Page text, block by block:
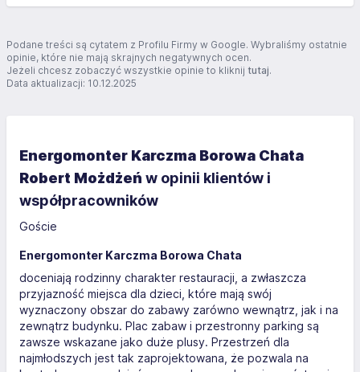
niestety czas oczekiwania był długi. Ogromny plac zabaw
Podane treści są cytatem z Profilu Firmy w Google. Wybraliśmy ostatnie
opinie, które nie mają skrajnych negatywnych ocen.
Jeżeli chcesz zobaczyć wszystkie opinie to kliknij tutaj.
Data aktualizacji: 10.12.2025
Energomonter Karczma Borowa Chata
Robert Możdżeń w opinii klientów i
współpracowników
Goście
Energomonter Karczma Borowa Chata
doceniają rodzinny charakter restauracji, a zwłaszcza
przyjazność miejsca dla dzieci, które mają swój
wyznaczony obszar do zabawy zarówno wewnątrz, jak i na
zewnątrz budynku. Plac zabaw i przestronny parking są
zawsze wskazane jako duże plusy. Przestrzeń dla
najmłodszych jest tak zaprojektowana, że pozwala na